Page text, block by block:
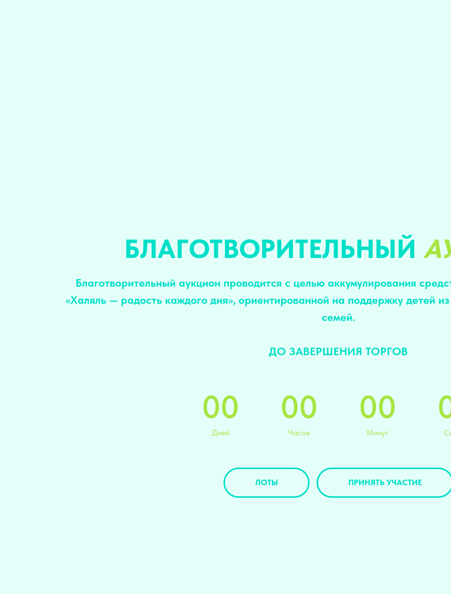
БЛАГОТВОРИТЕЛЬНЫЙ
Благотворительный аукцион проводится с целью аккумулирования
«Халяль — радость каждого дня», ориентированной на поддержку детей
семей.
ДО ЗАВЕРШЕНИЯ ТОРГОВ
00
Дней
00
Часов
00
Минут
ЛОТЫ ПРИНЯТЬ УЧАСТИЕ